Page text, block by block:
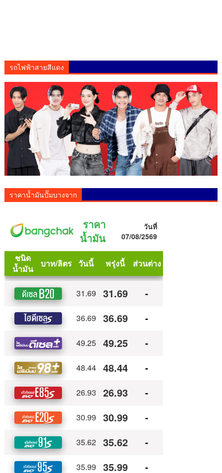
รถไฟฟ้าสายสีแดง
ราคาน้ำมันปั๊มบางจาก